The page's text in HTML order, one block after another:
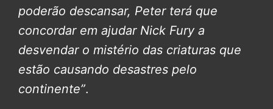
poderão descansar, Peter terá que
concordar em ajudar Nick Fury a
desvendar o mistério das criaturas que
estão causando desastres pelo
continente”.